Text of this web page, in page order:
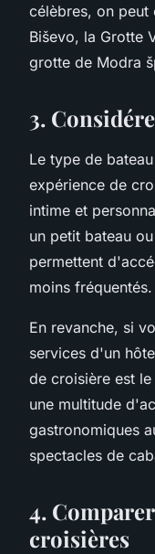
célèbres, on peut
Biševo, la Grotte
grotte de Modra
3.
Le type de
expérience de
intime et
un petit bateau
permettent
moins fréquentés.
En revanche, si
services d'un
de croisière est
une multitude
gastronomiques
spectacles de
4.
croisières